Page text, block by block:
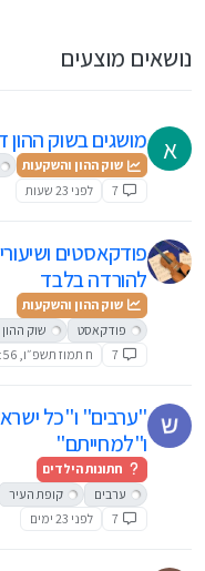
נושאים מוצעים
א מושגים בשוק ההון
שוק ההון והשקעות
7
לפני 23 שעות
פודקאסטים
להורדה בלבד
שוק ההון והשקעות
פודקאסט
שוק
7
ח תמוז תשפ״ו, 10:56
"ערבים" ו"כל
ו"למחייתם"
חתונות הילדים
ערבים
קופת העיר
7
לפני 23 ימים